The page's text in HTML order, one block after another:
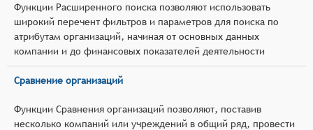
Функции Расширенного поиска позволяют использовать
широкий перечент фильтров и параметров для поиска по
атрибутам организаций, начиная от основных данных
компании и до финансовых показателей деятельности
Сравнение организаций
Функции Сравнения организаций позволяют, поставив
несколько компаний или учреждений в общий ряд, провести